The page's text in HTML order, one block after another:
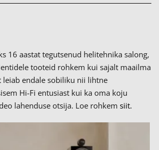
16 aastat tegutsenud helitehnika salong,
tooteid rohkem kui sajalt maailma
leiab endale sobiliku nii lihtne
Hi-Fi entusiast kui ka oma koju
lahenduse otsija. Loe rohkem siit.